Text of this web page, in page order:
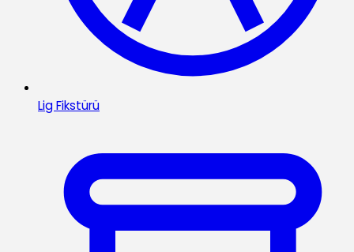
Lig Fikstürü